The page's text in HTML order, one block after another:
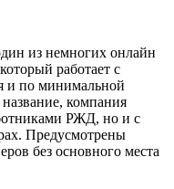
из немногих онлайн
работает с
и по минимальной
компания
РЖД, но и с
Предусмотрены
без основного места